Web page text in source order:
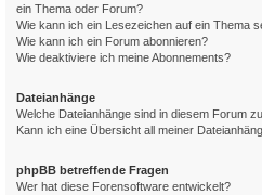
ein Thema oder Forum?
Wie kann ich ein Lesezeichen auf ein Thema
Wie kann ich ein Forum abonnieren?
Wie deaktiviere ich meine Abonnements?
Dateianhänge
Welche Dateianhänge sind in diesem Forum
Kann ich eine Übersicht all meiner
phpBB betreffende Fragen
Wer hat diese Forensoftware entwickelt?